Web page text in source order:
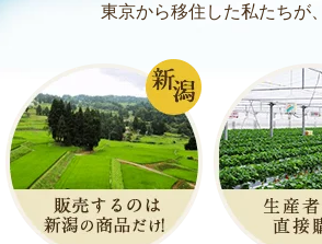
受
搾りたての生乳を使いミルクの風味
ズンヨーグルト」！バニラ、チョコ
ア
東京から移住した私たちが